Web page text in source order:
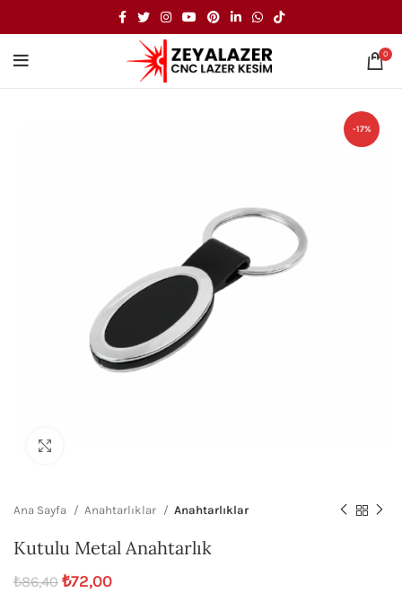
0
-17%
Ana Sayfa Anahtarlıklar Anahtarlıklar
Kutulu Metal Anahtarlık
₺86,40 ₺72,00